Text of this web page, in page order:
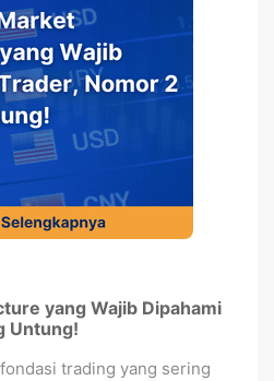
yang Wajib Dipahami
Untung!
trading yang sering